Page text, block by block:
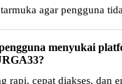
agar pengguna
menyukai
rapi, cepat diakses, dan